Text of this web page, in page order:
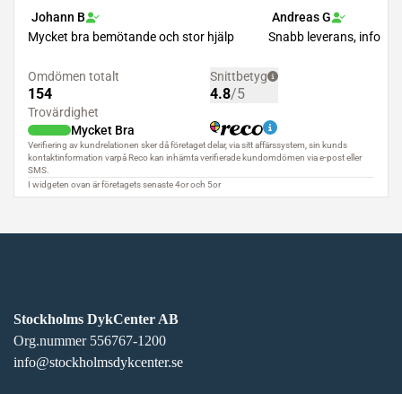
Stockholms DykCenter AB
Org.nummer 556767-1200
info@stockholmsdykcenter.se